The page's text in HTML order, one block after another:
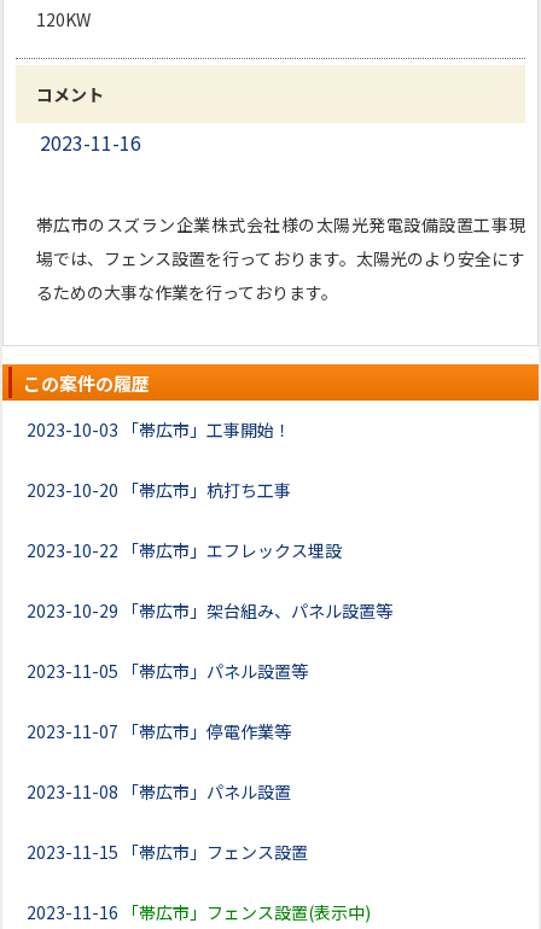
120KW
コメント
2023-11-16
帯広市のスズラン企業株式会社様の太陽光発電設備設置工事現
場では、フェンス設置を行っております。太陽光のより安全にす
るための大事な作業を行っております。
この案件の履歴
2023-10-03 「帯広市」工事開始！
2023-10-20 「帯広市」杭打ち工事
2023-10-22 「帯広市」エフレックス埋設
2023-10-29 「帯広市」架台組み、パネル設置等
2023-11-05 「帯広市」パネル設置等
2023-11-07 「帯広市」停電作業等
2023-11-08 「帯広市」パネル設置
2023-11-15 「帯広市」フェンス設置
2023-11-16 「帯広市」フェンス設置(表示中)